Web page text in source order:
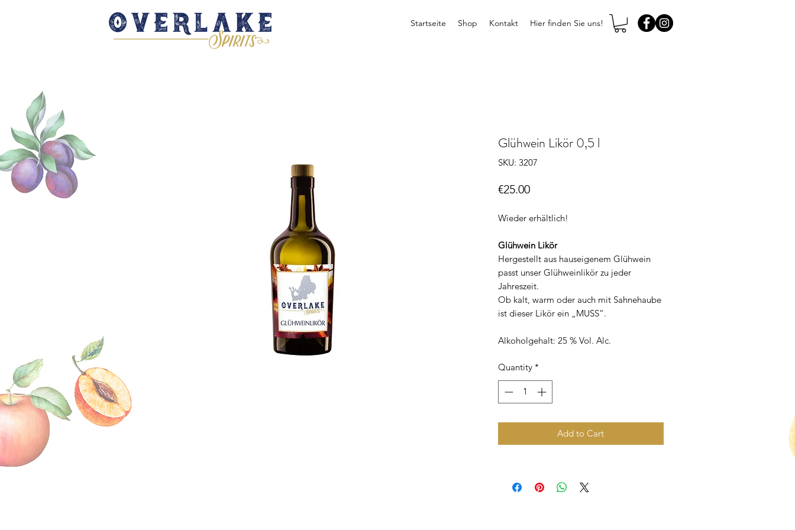
Startseite Shop Kontakt Hier finden Sie uns!
Glühwein Likör 0,5 l
SKU: 3207
€25.00Price
Wieder erhältlich!
Glühwein Likör
Hergestellt aus hauseigenem Glühwein
passt unser Glühweinlikör zu jeder
Jahreszeit.
Ob kalt, warm oder auch mit Sahnehaube
ist dieser Likör ein „MUSS“.
Alkoholgehalt: 25 % Vol. Alc.
Quantity *
Add to Cart